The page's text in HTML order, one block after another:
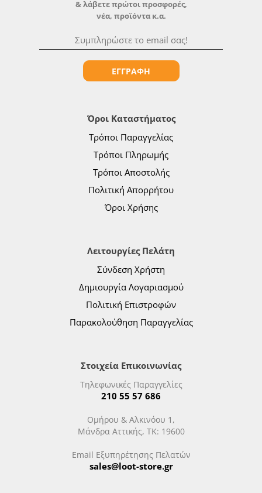
Όροι Καταστήματος
Τρόποι Παραγγελίας
Τρόποι Πληρωμής
Τρόποι Αποστολής
Πολιτική Απορρήτου
Όροι Χρήσης
Λειτουργίες Πελάτη
Σύνδεση Χρήστη
Δημιουργία Λογαριασμού
Πολιτική Επιστροφών
Παρακολούθηση Παραγγελίας
Στοιχεία Επικοινωνίας
Τηλεφωνικές Παραγγελίες
210 55 57 686
Ομήρου & Αλκινόου 1,
Μάνδρα Αττικής, ΤΚ: 19600
Email Εξυπηρέτησης Πελατών
sales@loot-store.gr
& λάβετε πρώτοι προσφορές,
νέα, προϊόντα κ.α.
ΕΓΓΡΑΦΗ